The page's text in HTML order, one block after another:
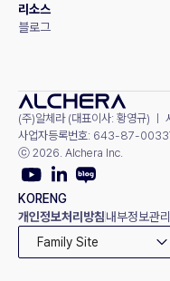
리소스
블로그
(주)알체라 (대표이사: 황영규) ㅣ
사업자등록번호: 643-87-
ⓒ 2026. Alchera Inc.
KORENG
개인정보처리방침내부정보관
Family Site